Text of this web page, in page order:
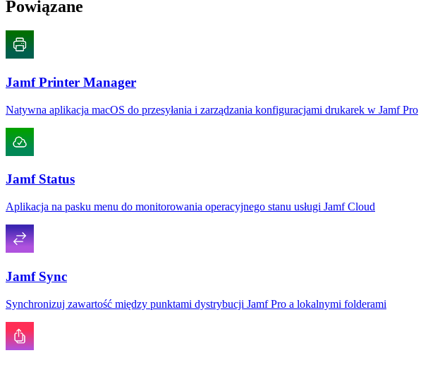
Powiązane
Jamf Printer Manager
Natywna aplikacja macOS do przesyłania i zarządzania konfiguracjami drukarek w Jamf Pro
Jamf Status
Aplikacja na pasku menu do monitorowania operacyjnego stanu usługi Jamf Cloud
Jamf Sync
Synchronizuj zawartość między punktami dystrybucji Jamf Pro a lokalnymi folderami